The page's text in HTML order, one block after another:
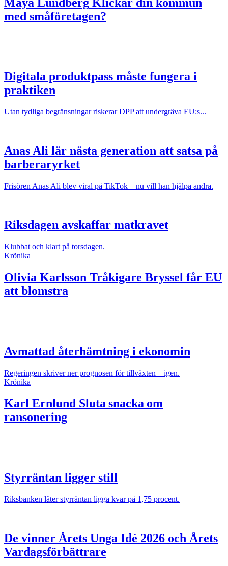
med småföretagen?
Digitala produktpass måste fungera i
praktiken
Utan tydliga begränsningar riskerar DPP att undergräva EU:s...
Anas Ali lär nästa generation att satsa på
barberaryrket
Frisören Anas Ali blev viral på TikTok – nu vill han hjälpa andra.
Riksdagen avskaffar matkravet
Klubbat och klart på torsdagen.
Krönika
Olivia Karlsson Tråkigare Bryssel får EU
att blomstra
Avmattad återhämtning i ekonomin
Regeringen skriver ner prognosen för tillväxten – igen.
Krönika
Karl Ernlund Sluta snacka om
ransonering
Styrräntan ligger still
Riksbanken låter styrräntan ligga kvar på 1,75 procent.
De vinner Årets Unga Idé 2026 och Årets
Vardagsförbättrare